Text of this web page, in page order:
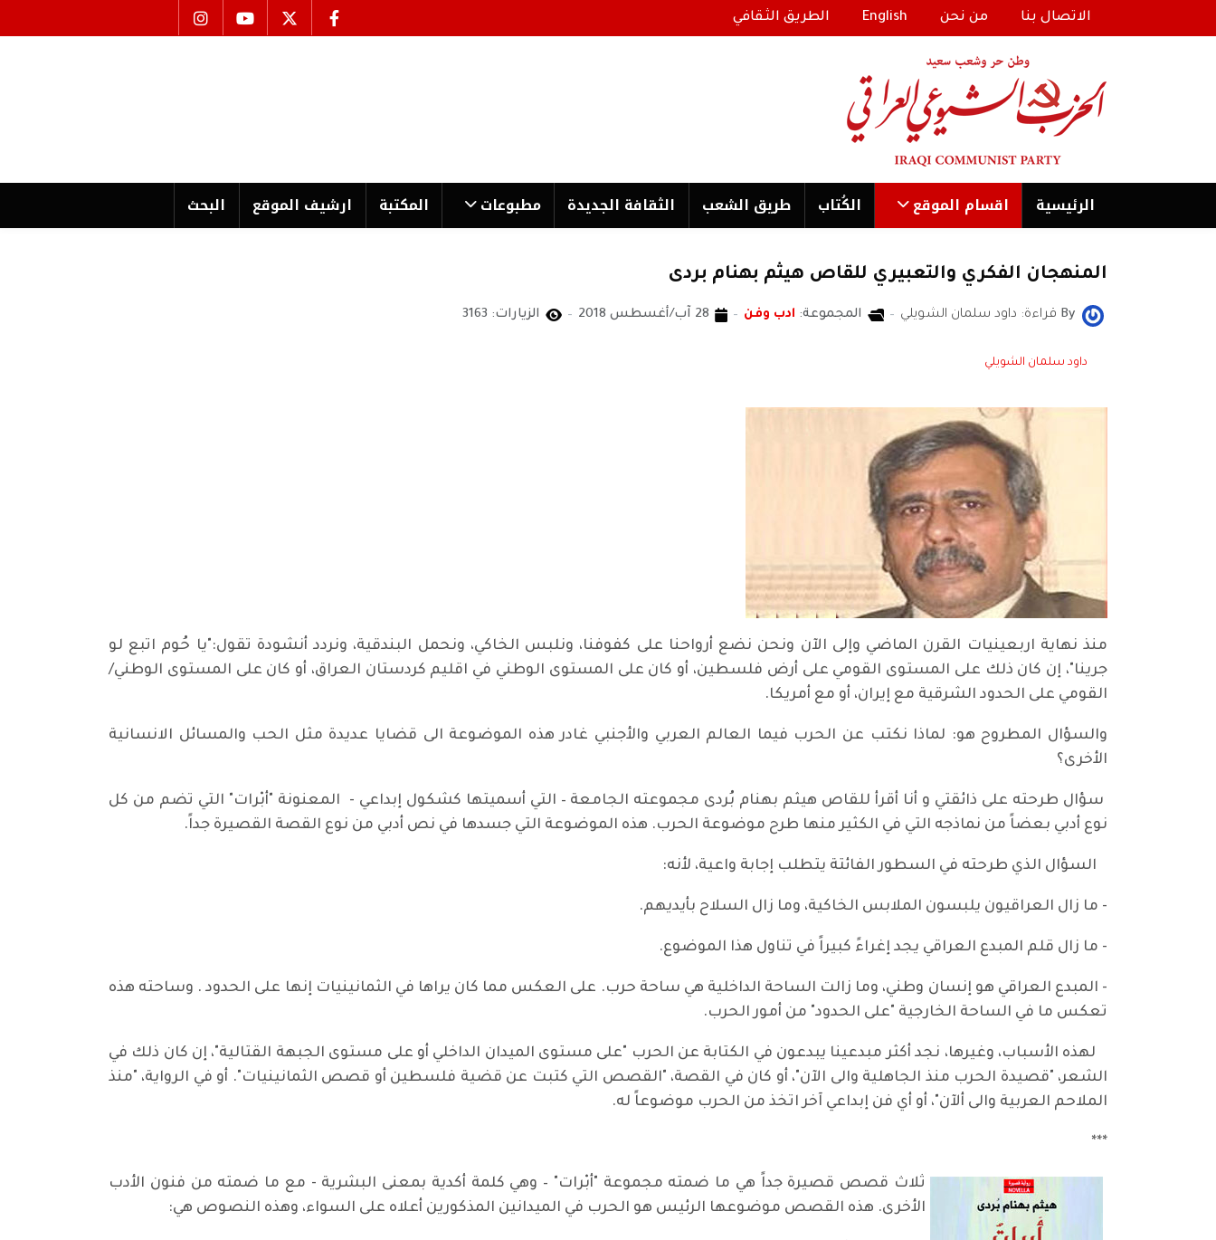
الاتصال بنا من نحن English الطريق الثقافي
الرئیسية اقسام الموقع الكُتاب طریق الشعب الثقافة الجدیدة مطبوعات المكتبة ارشیف الموقع البحث
المنهجان الفكري والتعبيري للقاص هيثم بهنام بردى
By قراءة: داود سلمان الشويلي المجموعة: ادب وفن 28 آب/أغسطس 2018 الزيارات: 3163
داود سلمان الشويلي
منذ نهاية اربعينيات القرن الماضي وإلى الآن ونحن نضع أرواحنا على كفوفنا، ونلبس الخاكي، ونحمل البندقية، ونردد أنشودة تقول:"يا حُوم اتبع لو
جرينا"، إن كان ذلك على المستوى القومي على أرض فلسطين، أو كان على المستوى الوطني في اقليم كردستان العراق، أو كان على المستوى الوطني/
القومي على الحدود الشرقية مع إيران، أو مع أمريكا.
والسؤال المطروح هو: لماذا نكتب عن الحرب فيما العالم العربي والأجنبي غادر هذه الموضوعة الى قضايا عديدة مثل الحب والمسائل الانسانية
الأخرى؟
سؤال طرحته على ذائقتي و أنا أقرأ للقاص هيثم بهنام بُردى مجموعته الجامعة – التي أسميتها كشكول إبداعي - المعنونة "أبْرات" التي تضم من كل
نوع أدبي بعضاً من نماذجه التي في الكثير منها طرح موضوعة الحرب. هذه الموضوعة التي جسدها في نص أدبي من نوع القصة القصيرة جداً.
السؤال الذي طرحته في السطور الفائتة يتطلب إجابة واعية، لأنه:
- ما زال العراقيون يلبسون الملابس الخاكية، وما زال السلاح بأيديهم.
- ما زال قلم المبدع العراقي يجد إغراءً كبيراً في تناول هذا الموضوع.
- المبدع العراقي هو إنسان وطني، وما زالت الساحة الداخلية هي ساحة حرب. على العكس مما كان يراها في الثمانينيات إنها على الحدود . وساحته هذه
تعكس ما في الساحة الخارجية "على الحدود" من أمور الحرب.
لهذه الأسباب، وغيرها، نجد أكثر مبدعينا يبدعون في الكتابة عن الحرب "على مستوى الميدان الداخلي أو على مستوى الجبهة القتالية"، إن كان ذلك في
الشعر، "قصيدة الحرب منذ الجاهلية والى الآن"، أو كان في القصة، "القصص التي كتبت عن قضية فلسطين أو قصص الثمانينيات". أو في الرواية، "منذ
الملاحم العربية والى ألآن"، أو أي فن إبداعي آخر اتخذ من الحرب موضوعاً له.
***
ثلاث قصص قصيرة جداً هي ما ضمته مجموعة "أبْرات" – وهي كلمة أكدية بمعنى البشرية - مع ما ضمته من فنون الأدب
الأخرى. هذه القصص موضوعها الرئيس هو الحرب في الميدانين المذكورين أعلاه على السواء، وهذه النصوص هي: